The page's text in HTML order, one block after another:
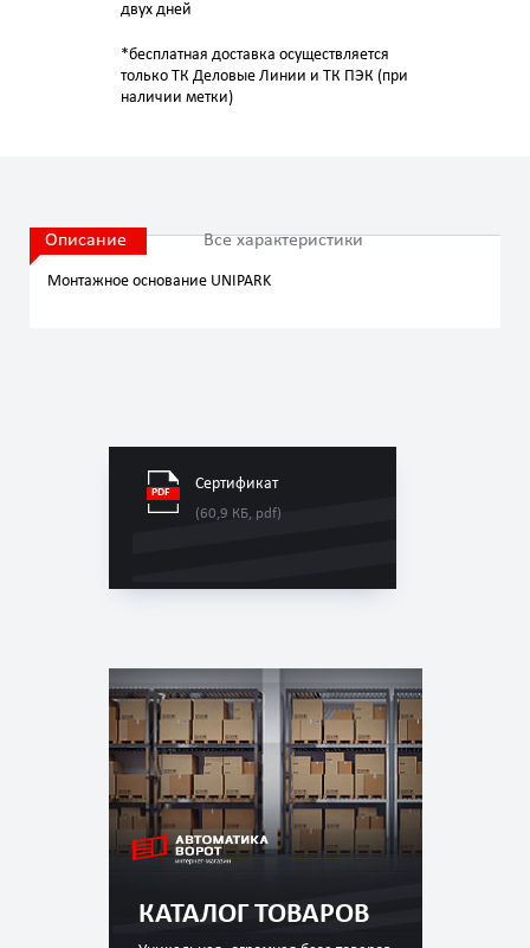
двух дней
*бесплатная доставка осуществляется
только ТК Деловые Линии и ТК ПЭК (при
наличии метки)
Сертификат
(60,9 КБ, pdf)
КАТАЛОГ ТОВАРОВ
Описание Все характеристики
Монтажное основание UNIPARK